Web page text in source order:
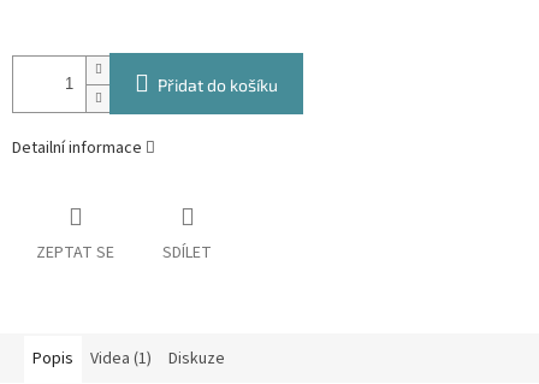
Přidat do košíku
Detailní informace
ZEPTAT SE SDÍLET
Popis Videa (1) Diskuze